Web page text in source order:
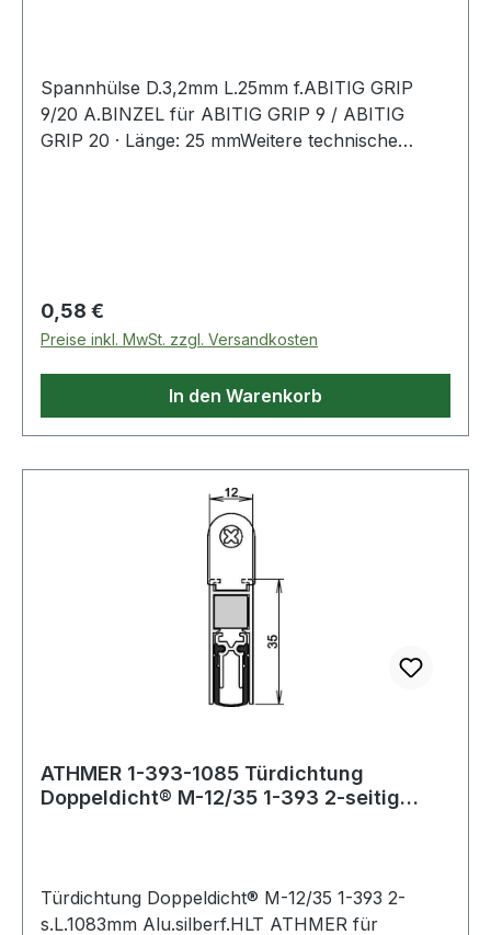
Spannhülse D.3,2mm L.25mm f.ABITIG GRIP
9/20 A.BINZEL für ABITIG GRIP 9 / ABITIG
GRIP 20 · Länge: 25 mmWeitere technische
Regulärer Preis:
0,58 €
Preise inkl. MwSt. zzgl. Versandkosten
In den Warenkorb
ATHMER 1-393-1085 Türdichtung
Doppeldicht® M-12/35 1-393 2-seitig
Türdichtung Doppeldicht® M-12/35 1-393 2-
s.L.1083mm Alu.silberf.HLT ATHMER für